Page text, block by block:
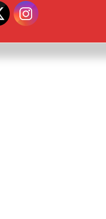
revista dos X-
Anterior 1